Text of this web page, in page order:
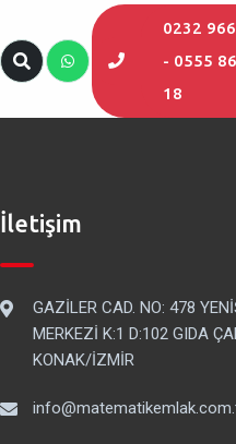
0232
- 0555
18
İletişim
GAZİLER CAD. NO: 478
MERKEZİ K:1 D:102 GIDA
KONAK/İZMİR